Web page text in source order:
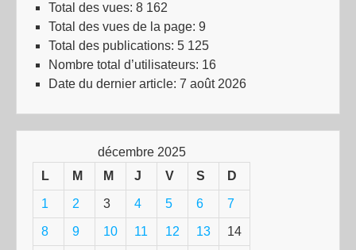
Total des vues: 8 162
Total des vues de la page: 9
Total des publications: 5 125
Nombre total d’utilisateurs: 16
Date du dernier article: 7 août 2026
décembre 2025
L
M M J V S D
1 2 3 4 5 6 7
8 9 10 11 12 13 14